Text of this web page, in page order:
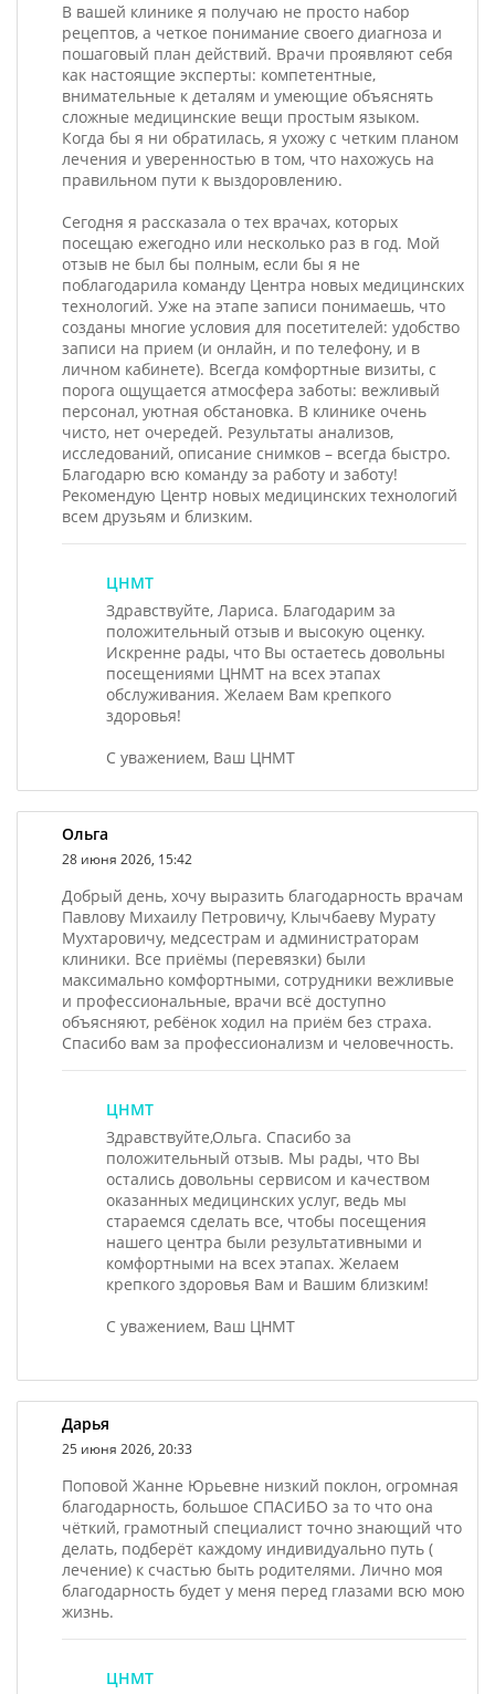
В вашей клинике я получаю не просто набор
рецептов, а четкое понимание своего диагноза и
пошаговый план действий. Врачи проявляют себя
как настоящие эксперты: компетентные,
внимательные к деталям и умеющие объяснять
сложные медицинские вещи простым языком.
Когда бы я ни обратилась, я ухожу с четким планом
лечения и уверенностью в том, что нахожусь на
правильном пути к выздоровлению.
Сегодня я рассказала о тех врачах, которых
посещаю ежегодно или несколько раз в год. Мой
отзыв не был бы полным, если бы я не
поблагодарила команду Центра новых медицинских
технологий. Уже на этапе записи понимаешь, что
созданы многие условия для посетителей: удобство
записи на прием (и онлайн, и по телефону, и в
личном кабинете). Всегда комфортные визиты, с
порога ощущается атмосфера заботы: вежливый
персонал, уютная обстановка. В клинике очень
чисто, нет очередей. Результаты анализов,
исследований, описание снимков – всегда быстро.
Благодарю всю команду за работу и заботу!
Рекомендую Центр новых медицинских технологий
всем друзьям и близким.
ЦНМТ
Здравствуйте, Лариса. Благодарим за
положительный отзыв и высокую оценку.
Искренне рады, что Вы остаетесь довольны
посещениями ЦНМТ на всех этапах
обслуживания. Желаем Вам крепкого
здоровья!
С уважением, Ваш ЦНМТ
Ольга
28 июня 2026, 15:42
Добрый день, хочу выразить благодарность врачам
Павлову Михаилу Петровичу, Клычбаеву Мурату
Мухтаровичу, медсестрам и администраторам
клиники. Все приёмы (перевязки) были
максимально комфортными, сотрудники вежливые
и профессиональные, врачи всё доступно
объясняют, ребёнок ходил на приём без страха.
Спасибо вам за профессионализм и человечность.
ЦНМТ
Здравствуйте,Ольга. Спасибо за
положительный отзыв. Мы рады, что Вы
остались довольны сервисом и качеством
оказанных медицинских услуг, ведь мы
стараемся сделать все, чтобы посещения
нашего центра были результативными и
комфортными на всех этапах. Желаем
крепкого здоровья Вам и Вашим близким!
С уважением, Ваш ЦНМТ
Дарья
25 июня 2026, 20:33
Поповой Жанне Юрьевне низкий поклон, огромная
благодарность, большое СПАСИБО за то что она
чёткий, грамотный специалист точно знающий что
делать, подберёт каждому индивидуально путь (
лечение) к счастью быть родителями. Лично моя
благодарность будет у меня перед глазами всю мою
жизнь️️️.
ЦНМТ